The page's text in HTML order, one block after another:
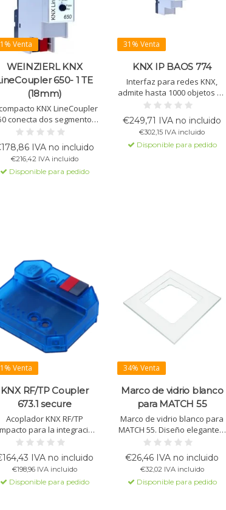
Venta
WEINZIERL KNX
650- 1 TE
(18mm)
KNX LineCoupler
conecta dos segmentos
KNX y proporciona
galvánico. Con
tabla de filtros ampliada
y compatibilidad con
ETS, este acoplador
IVA no incluido
€216,42 IVA incluido
Disponible para pedido
31% Venta
KNX IP BAOS 774
Interfaz para redes KNX,
admite hasta 1000 objetos de
comunicación y 10
conexiones de cliente
simultáneas a través de
BAOS Binary Protocol o JSON
Web Services.
€249,71 IVA no incluido
€302,15 IVA incluido
Disponible para pedido
Venta
KNX RF/TP Coupler
673.1 secure
Acoplador KNX RF/TP
para la integración
sin problemas de
KNX RF con KNX
Twisted Pair. Soporta
largas, seguridad de
datos KNX, proxy de
IVA no incluido
€198,96 IVA incluido
Disponible para pedido
34% Venta
Marco de vidrio blanco
para MATCH 55
Marco de vidrio blanco para
MATCH 55. Diseño elegante y
acabado de alta calidad para
pulsadores KNX.
€26,46 IVA no incluido
€32,02 IVA incluido
Disponible para pedido